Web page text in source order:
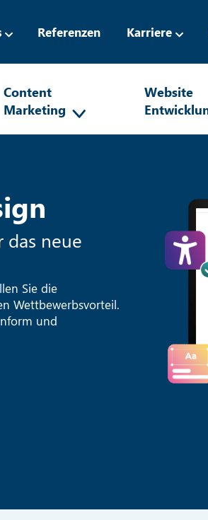
Referenzen Karriere
Content
Marketing
Website
das neue
Sie die
Wettbewerbsvorteil.
und